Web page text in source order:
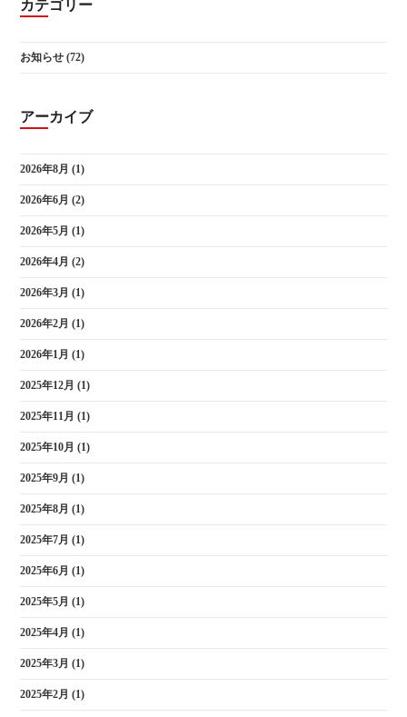
カテゴリー
お知らせ (72)
アーカイブ
2026年8月 (1)
2026年6月 (2)
2026年5月 (1)
2026年4月 (2)
2026年3月 (1)
2026年2月 (1)
2026年1月 (1)
2025年12月 (1)
2025年11月 (1)
2025年10月 (1)
2025年9月 (1)
2025年8月 (1)
2025年7月 (1)
2025年6月 (1)
2025年5月 (1)
2025年4月 (1)
2025年3月 (1)
2025年2月 (1)